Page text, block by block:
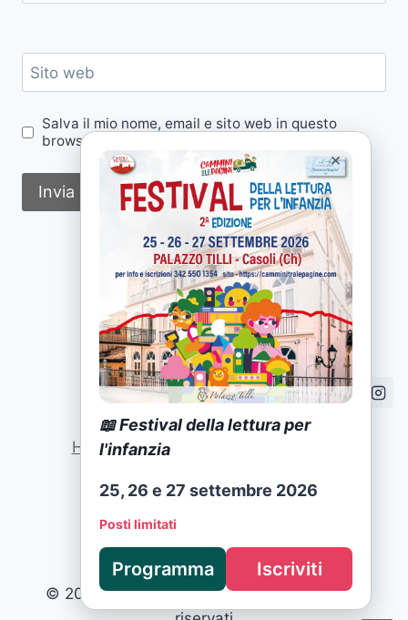
×
📖 Festival della lettura per
l'infanzia
25, 26 e 27 settembre 2026
Posti limitati
Programma Iscriviti
Sito web
Salva il mio nome, email e sito web in questo
browser per la prossima volta che commento.
Home|Attività
Privacy Policy
© 2025 Cammini tra le Pagine · Tutti i diritti